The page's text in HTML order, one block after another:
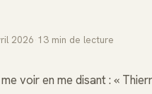
2026 13 min de lecture
me voir en me disant : «